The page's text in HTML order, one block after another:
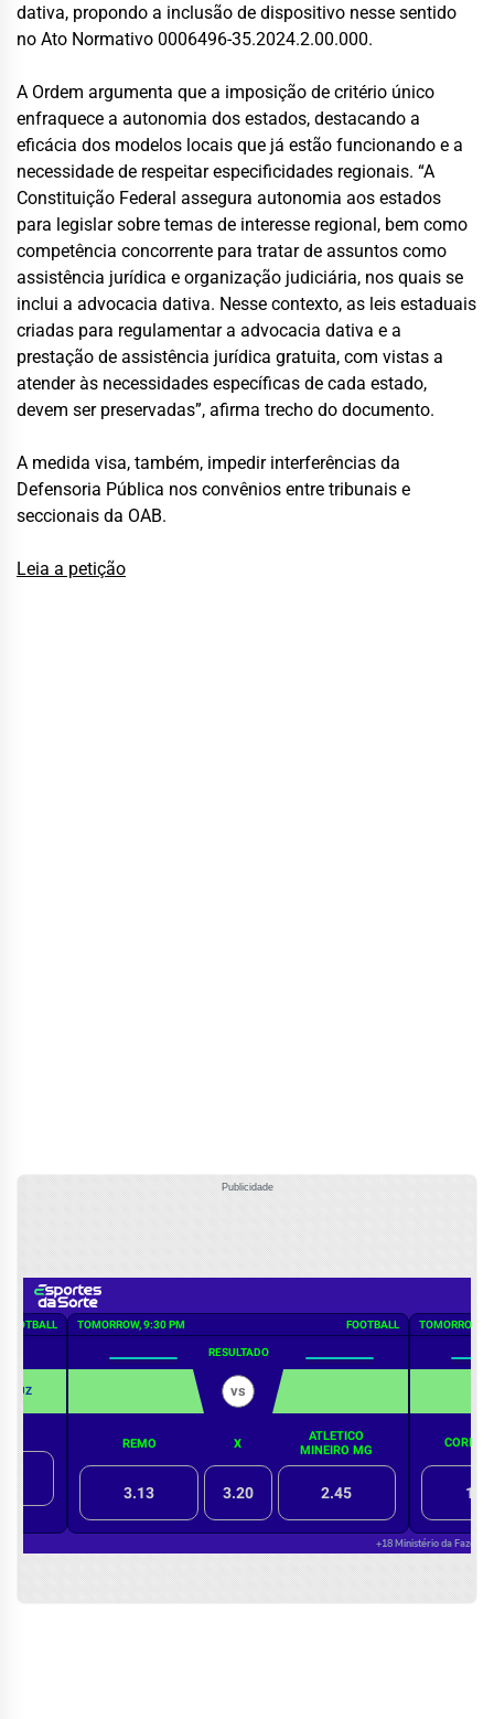
dativa, propondo a inclusão de dispositivo nesse sentido
no Ato Normativo 0006496-35.2024.2.00.000.
A Ordem argumenta que a imposição de critério único
enfraquece a autonomia dos estados, destacando a
eficácia dos modelos locais que já estão funcionando e a
necessidade de respeitar especificidades regionais. “A
Constituição Federal assegura autonomia aos estados
para legislar sobre temas de interesse regional, bem como
competência concorrente para tratar de assuntos como
assistência jurídica e organização judiciária, nos quais se
inclui a advocacia dativa. Nesse contexto, as leis estaduais
criadas para regulamentar a advocacia dativa e a
prestação de assistência jurídica gratuita, com vistas a
atender às necessidades específicas de cada estado,
devem ser preservadas”, afirma trecho do documento.
A medida visa, também, impedir interferências da
Defensoria Pública nos convênios entre tribunais e
seccionais da OAB.
Leia a petição
Publicidade